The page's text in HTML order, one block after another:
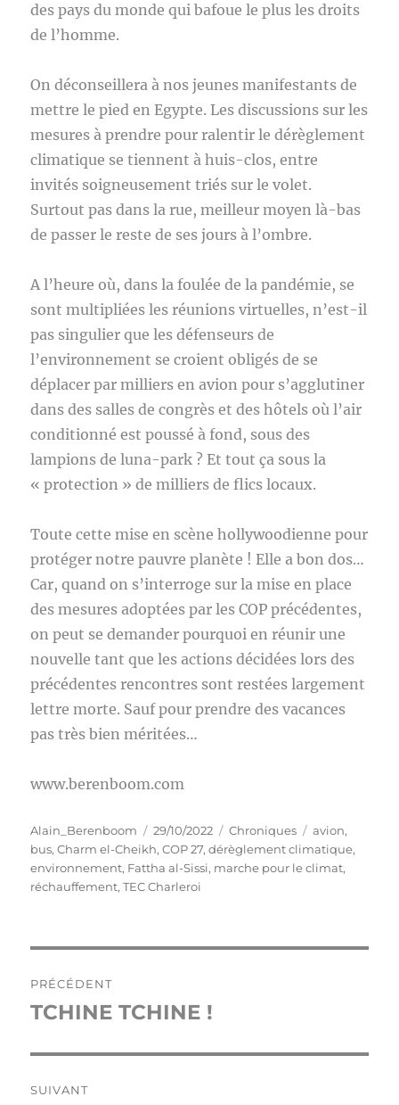
des pays du monde qui bafoue le plus les droits
de l’homme.
On déconseillera à nos jeunes manifestants de
mettre le pied en Egypte. Les discussions sur les
mesures à prendre pour ralentir le dérèglement
climatique se tiennent à huis-clos, entre
invités soigneusement triés sur le volet.
Surtout pas dans la rue, meilleur moyen là-bas
de passer le reste de ses jours à l’ombre.
A l’heure où, dans la foulée de la pandémie, se
sont multipliées les réunions virtuelles, n’est-il
pas singulier que les défenseurs de
l’environnement se croient obligés de se
déplacer par milliers en avion pour s’agglutiner
dans des salles de congrès et des hôtels où l’air
conditionné est poussé à fond, sous des
lampions de luna-park ? Et tout ça sous la
« protection » de milliers de flics locaux.
Toute cette mise en scène hollywoodienne pour
protéger notre pauvre planète ! Elle a bon dos…
Car, quand on s’interroge sur la mise en place
des mesures adoptées par les COP précédentes,
on peut se demander pourquoi en réunir une
nouvelle tant que les actions décidées lors des
précédentes rencontres sont restées largement
lettre morte. Sauf pour prendre des vacances
pas très bien méritées…
www.berenboom.com
Auteur
Alain_Berenboom
Publié
le
29/10/2022 Catégories
Chroniques Étiquettes
avion,
bus,Charm el-Cheikh,COP 27,dérèglement climatique,
environnement, Fattha al-Sissi, marche pour le climat,
réchauffement,TEC Charleroi
de
PRÉCÉDENT
Publication
TCHINE TCHINE !
SUIVANT